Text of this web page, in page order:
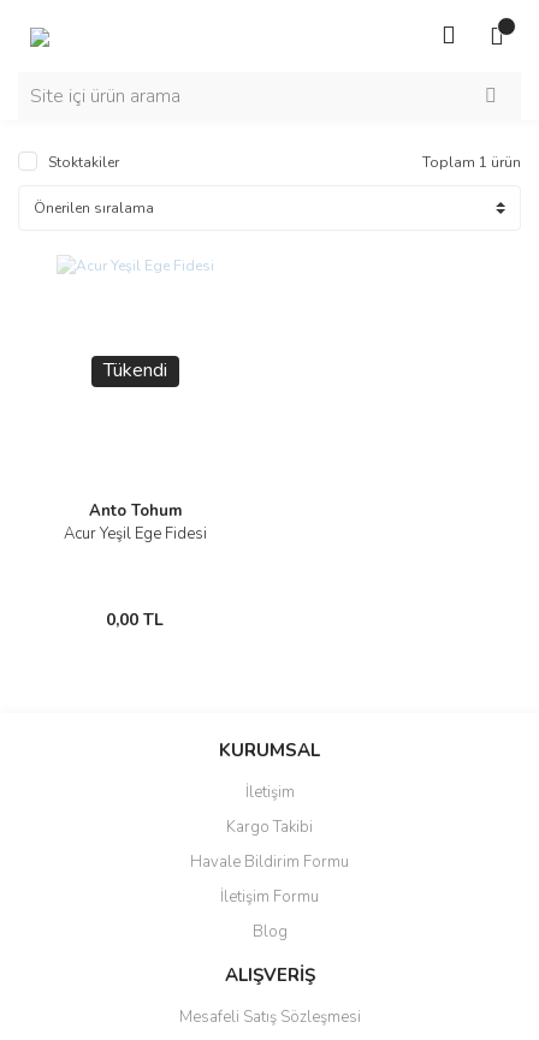
Stoktakiler Toplam 1 ürün
Tükendi
Anto Tohum
Acur Yeşil Ege Fidesi
0,00 TL
KURUMSAL
İletişim
Kargo Takibi
Havale Bildirim Formu
İletişim Formu
Blog
ALIŞVERİŞ
Mesafeli Satış Sözleşmesi